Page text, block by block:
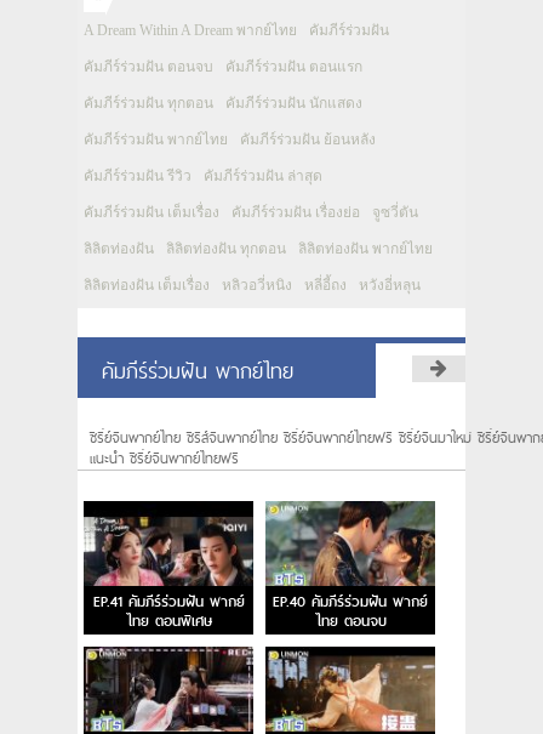
A Dream Within A Dream พากย์ไทย คัมภีร์ร่วมฝัน
คัมภีร์ร่วมฝัน ตอนจบ คัมภีร์ร่วมฝัน ตอนแรก
คัมภีร์ร่วมฝัน ทุกตอน คัมภีร์ร่วมฝัน นักแสดง
คัมภีร์ร่วมฝัน พากย์ไทย คัมภีร์ร่วมฝัน ย้อนหลัง
คัมภีร์ร่วมฝัน รีวิว คัมภีร์ร่วมฝัน ล่าสุด
คัมภีร์ร่วมฝัน เต็มเรื่อง คัมภีร์ร่วมฝัน เรื่องย่อ จูซวี่ตัน
ลิลิตท่องฝัน ลิลิตท่องฝัน ทุกตอน ลิลิตท่องฝัน พากย์ไทย
ลิลิตท่องฝัน เต็มเรื่อง หลิวอวี่หนิง หลี่อี้ถง หวังอี่หลุน
คัมภีร์ร่วมฝัน พากย์ไทย
ซีรี่ย์จีนพากย์ไทย ซีรีส์จีนพากย์ไทย ซีรี่ย์จีนพากย์ไทยฟรี ซีรี่ย์จีนมาใหม่ ซีรี่ย์จีนพา
แนะนํา ซีรี่ย์จีนพากย์ไทยฟรี
EP.41 คัมภีร์ร่วมฝัน พากย์
ไทย ตอนพิเศษ
EP.40 คัมภีร์ร่วมฝัน พากย์
ไทย ตอนจบ